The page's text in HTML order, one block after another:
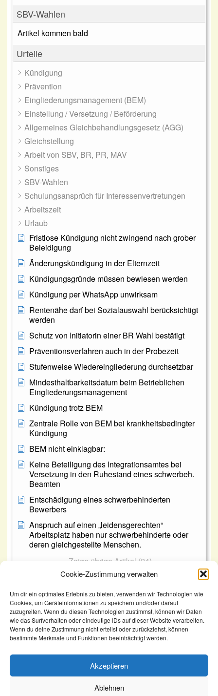
Cookie-Zustimmung verwalten
Um dir ein optimales Erlebnis zu bieten, verwenden wir Technologien wie
Cookies, um Geräteinformationen zu speichern und/oder darauf
zuzugreifen. Wenn du diesen Technologien zustimmst, können wir Daten
wie das Surfverhalten oder eindeutige IDs auf dieser Website verarbeiten.
Wenn du deine Zustimmung nicht erteilst oder zurückziehst, können
bestimmte Merkmale und Funktionen beeinträchtigt werden.
Akzeptieren
Ablehnen
SBV-Wahlen
Artikel kommen bald
Urteile
Kündigung
Prävention
Eingliederungsmanagement (BEM)
Einstellung / Versetzung / Beförderung
Allgemeines Gleichbehandlungsgesetz (AGG)
Gleichstellung
Arbeit von SBV, BR, PR, MAV
Sonstiges
SBV-Wahlen
Schulungsansprüch für Interessenvertretungen
Arbeitszeit
Urlaub
Fristlose Kündigung nicht zwingend nach grober
Beleidigung
Änderungskündigung in der Elternzeit
Kündigungsgründe müssen bewiesen werden
Kündigung per WhatsApp unwirksam
Rentenähe darf bei Sozialauswahl berücksichtigt
werden
Schutz von Initiatorin einer BR Wahl bestätigt
Präventionsverfahren auch in der Probezeit
Stufenweise Wiedereingliederung durchsetzbar
Mindesthaltbarkeitsdatum beim Betrieblichen
Eingliederungsmanagement
Kündigung trotz BEM
Zentrale Rolle von BEM bei krankheitsbedingter
Kündigung
BEM nicht einklagbar:
Keine Beteiligung des Integrationsamtes bei
Versetzung in den Ruhestand eines schwerbeh.
Beamten
Entschädigung eines schwerbehinderten
Bewerbers
Anspruch auf einen „leidensgerechten“
Arbeitsplatz haben nur schwerbehinderte oder
deren gleichgestellte Menschen.
Zeige übrige Artikel (24)
KomSem Abmeldung vom Arbeitsplatz – aber wie?
Impressum